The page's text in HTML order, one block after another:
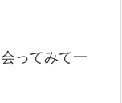
ってみて一